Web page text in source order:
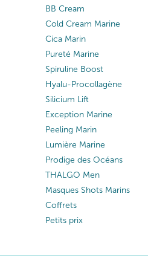
BB Cream
Cold Cream Marine
Cica Marin
Pureté Marine
Spiruline Boost
Hyalu-Procollagène
Silicium Lift
Exception Marine
Peeling Marin
Lumière Marine
Prodige des Océans
THALGO Men
Masques Shots Marins
Coffrets
Petits prix